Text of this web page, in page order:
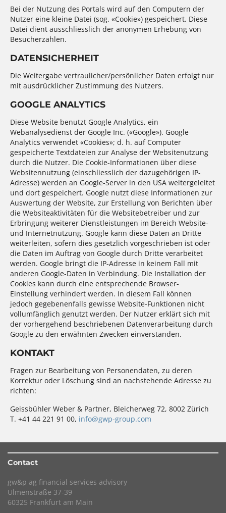
Bei der Nutzung des Portals wird auf den Computern der
Nutzer eine kleine Datei (sog. «Cookie») gespeichert. Diese
Datei dient ausschliesslich der anonymen Erhebung von
Besucherzahlen.
DATENSICHERHEIT
Die Weitergabe vertraulicher/persönlicher Daten erfolgt nur
mit ausdrücklicher Zustimmung des Nutzers.
GOOGLE ANALYTICS
Diese Website benutzt Google Analytics, ein
Webanalysedienst der Google Inc. («Google»). Google
Analytics verwendet «Cookies»; d. h. auf Computer
gespeicherte Textdateien zur Analyse der Websitenutzung
durch die Nutzer. Die Cookie-Informationen über diese
Websitennutzung (einschliesslich der dazugehörigen IP-
Adresse) werden an Google-Server in den USA weitergeleitet
und dort gespeichert. Google nutzt diese Informationen zur
Auswertung der Website, zur Erstellung von Berichten über
die Websiteaktivitäten für die Websitebetreiber und zur
Erbringung weiterer Dienstleistungen im Bereich Website-
und Internetnutzung. Google kann diese Daten an Dritte
weiterleiten, sofern dies gesetzlich vorgeschrieben ist oder
die Daten im Auftrag von Google durch Dritte verarbeitet
werden. Google bringt die IP-Adresse in keinem Fall mit
anderen Google-Daten in Verbindung. Die Installation der
Cookies kann durch eine entsprechende Browser-
Einstellung verhindert werden. In diesem Fall können
jedoch gegebenenfalls gewisse Website-Funktionen nicht
vollumfänglich genutzt werden. Der Nutzer erklärt sich mit
der vorhergehend beschriebenen Datenverarbeitung durch
Google zu den erwähnten Zwecken einverstanden.
KONTAKT
Fragen zur Bearbeitung von Personendaten, zu deren
Korrektur oder Löschung sind an nachstehende Adresse zu
richten:
Geissbühler Weber & Partner, Bleicherweg 72, 8002 Zürich
T. +41 44 221 91 00, info@gwp-group.com
Contact
gw&p ag financial services advisory
Ulmenstraße 37-39
60325 Frankfurt am Main